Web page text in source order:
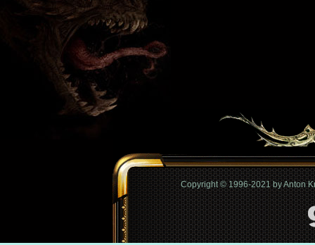
Copyright © 1996-2021 by Anton